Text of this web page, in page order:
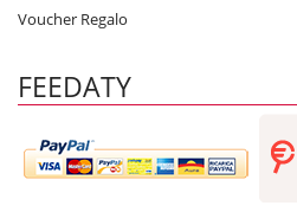
Voucher Regalo
FEEDATY